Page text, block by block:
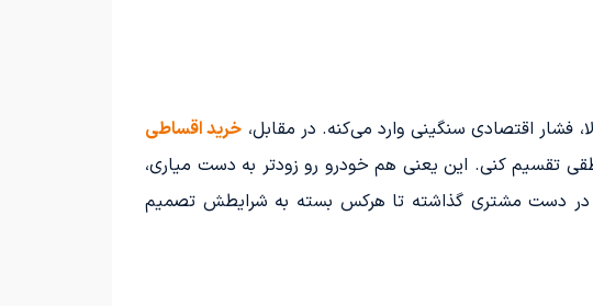
فشار اقتصادی سنگینی وارد می‌کنه. در مقابل، خرید اقساطی
تقسیم کنی. این یعنی هم خودرو رو زودتر به دست میاری،
در دست مشتری گذاشته تا هرکس بسته به شرایطش تصمیم